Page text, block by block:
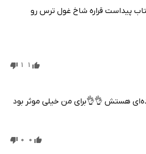
پیداست قراره شاخ غول ترس رو
1
1
هستش 👌👌برای من خیلی موثر بود
0
0